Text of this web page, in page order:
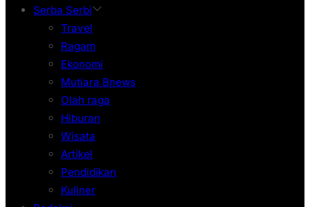
Serba Serbi
Travel
Ragam
Ekonomi
Mutiara Bnews
Olah raga
Hiburan
Wisata
Artikel
Pendidikan
Kuliner